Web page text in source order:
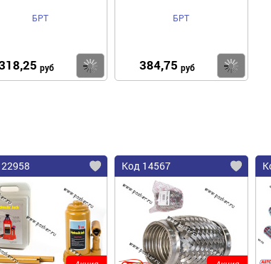
БРТ
руб Купить
БРТ
384,75 руб
Код 14567